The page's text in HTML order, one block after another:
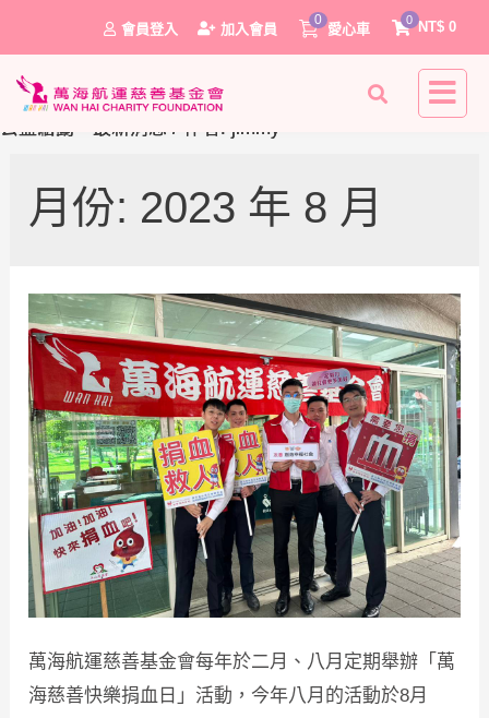
會員登入 加入會員
0
愛心車
0
NT$ 0
0
月份: 2023 年 8 月
萬海慈善快樂捐血日 全台
12地點募得1052袋熱血
公益新聞 最新消息 / 作者: jimmy
萬海航運慈善基金會每年於二月、八月定期舉辦「萬
海慈善快樂捐血日」活動，今年八月的活動於8月
萬海慈善志工服務：7月份
成果分享
公益活動 最新消息 / 作者: jimmy